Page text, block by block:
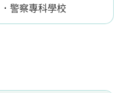
． 警察專科學校